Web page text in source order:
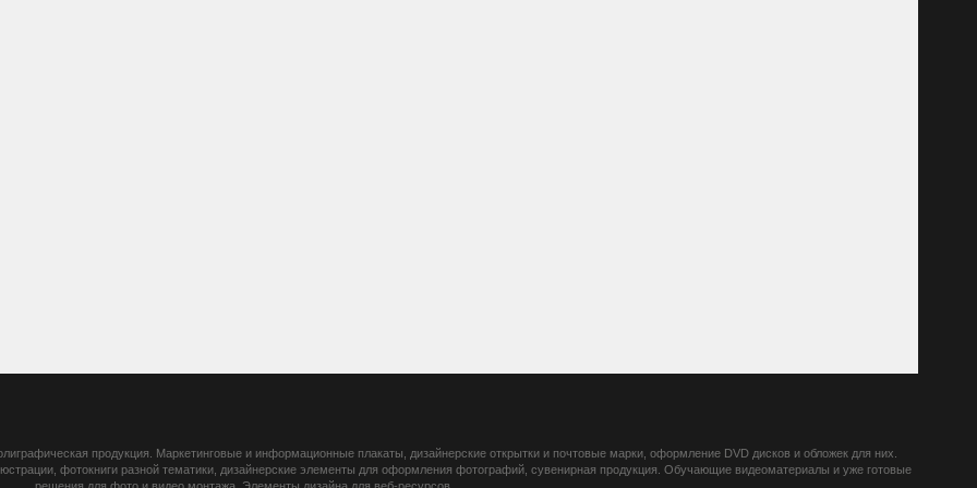
продукция. Маркетинговые и информационные плакаты, дизайнерские открытки и почтовые марки, оформление DVD дисков и обложек для них.
фотокниги разной тематики, дизайнерские элементы для оформления фотографий, сувенирная продукция. Обучающие видеоматериалы и уже готовые